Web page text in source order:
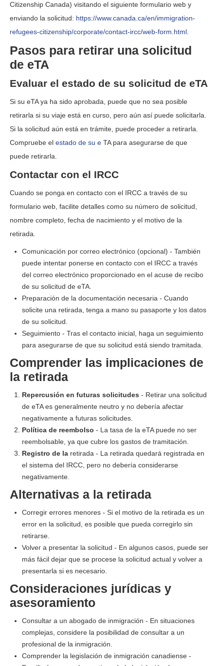
Citizenship Canada) visitando el siguiente formulario web y
enviando la solicitud: https://www.canada.ca/en/immigration-
refugees-citizenship/corporate/contact-ircc/web-form.html
Pasos para retirar una solicitud
de eTA
Evaluar el estado de su solicitud de eTA
Si su eTA ya ha sido aprobada, puede que no sea posible
retirarla si su viaje está en curso, pero aún así puede solicitarla.
Si la solicitud aún está en trámite, puede proceder a retirarla.
Compruebe el estado de su e TA para asegurarse de que
puede retirarla.
Contactar con el IRCC
Cuando se ponga en contacto con el IRCC a través de su
formulario web, facilite detalles como su número de solicitud,
nombre completo, fecha de nacimiento y el motivo de la
retirada.
Comunicación por correo electrónico (opcional) - También
puede intentar ponerse en contacto con el IRCC a través
del correo electrónico proporcionado en el acuse de recibo
de su solicitud de eTA.
Preparación de la documentación necesaria - Cuando
solicite una retirada, tenga a mano su pasaporte y los datos
de su solicitud.
Seguimiento - Tras el contacto inicial, haga un seguimiento
para asegurarse de que su solicitud está siendo tramitada.
Comprender las implicaciones de
la retirada
Repercusión en futuras solicitudes - Retirar una solicitud
de eTA es generalmente neutro y no debería afectar
negativamente a futuras solicitudes.
Política de reembolso - La tasa de la eTA puede no ser
reembolsable, ya que cubre los gastos de tramitación.
Registro de la retirada - La retirada quedará registrada en
el sistema del IRCC, pero no debería considerarse
negativamente.
Alternativas a la retirada
Corregir errores menores - Si el motivo de la retirada es un
error en la solicitud, es posible que pueda corregirlo sin
retirarse.
Volver a presentar la solicitud - En algunos casos, puede ser
más fácil dejar que se procese la solicitud actual y volver a
presentarla si es necesario.
Consideraciones jurídicas y
asesoramiento
Consultar a un abogado de inmigración - En situaciones
complejas, considere la posibilidad de consultar a un
profesional de la inmigración.
Comprender la legislación de inmigración canadiense -